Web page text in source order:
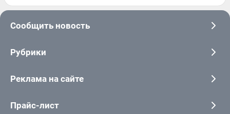
Сообщить новость
Рубрики
Реклама на сайте
Прайс-лист